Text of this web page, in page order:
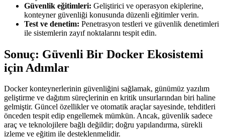
Güvenlik eğitimleri: Geliştirici ve operasyon ekiplerine,
konteyner güvenliği konusunda düzenli eğitimler verin.
Test ve denetim: Penetrasyon testleri ve güvenlik denetimleri
ile sistemlerin zayıf noktalarını tespit edin.
Sonuç: Güvenli Bir Docker Ekosistemi
için Adımlar
Docker konteynerlerinin güvenliğini sağlamak, günümüz yazılım
geliştirme ve dağıtım süreçlerinin en kritik unsurlarından biri haline
gelmiştir. Güncel özellikler ve otomatik araçlar sayesinde, tehditleri
önceden tespit edip engellemek mümkün. Ancak, güvenlik sadece
araç ve teknolojilere bağlı değildir; doğru yapılandırma, sürekli
izleme ve eğitim ile desteklenmelidir.